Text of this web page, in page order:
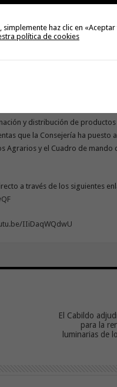
de cuáles son sus
comenzar con las visitas de
Cadena Alimentaria, desde la
a los costes de producción,
del cumplimiento de esta
y distribución de
que la Consejería ha puesto
Agrarios y el Cuadro de mando
a través de los siguientes
IIiDaqWQdwU
El Cabildo
para la
luminarias de
simplemente haz clic en
política de cookies